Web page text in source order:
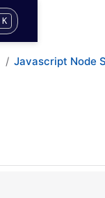
K
Javascript Node